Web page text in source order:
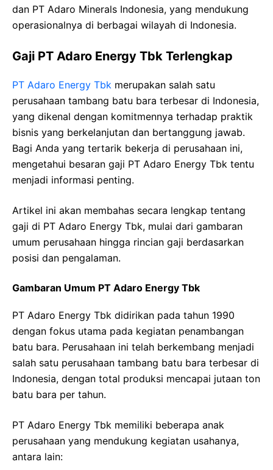
dan PT Adaro Minerals Indonesia, yang mendukung
operasionalnya di berbagai wilayah di Indonesia.
Gaji PT Adaro Energy Tbk Terlengkap
PT Adaro Energy Tbk merupakan salah satu
perusahaan tambang batu bara terbesar di Indonesia,
yang dikenal dengan komitmennya terhadap praktik
bisnis yang berkelanjutan dan bertanggung jawab.
Bagi Anda yang tertarik bekerja di perusahaan ini,
mengetahui besaran gaji PT Adaro Energy Tbk tentu
menjadi informasi penting.
Artikel ini akan membahas secara lengkap tentang
gaji di PT Adaro Energy Tbk, mulai dari gambaran
umum perusahaan hingga rincian gaji berdasarkan
posisi dan pengalaman.
Gambaran Umum PT Adaro Energy Tbk
PT Adaro Energy Tbk didirikan pada tahun 1990
dengan fokus utama pada kegiatan penambangan
batu bara. Perusahaan ini telah berkembang menjadi
salah satu perusahaan tambang batu bara terbesar di
Indonesia, dengan total produksi mencapai jutaan ton
batu bara per tahun.
PT Adaro Energy Tbk memiliki beberapa anak
perusahaan yang mendukung kegiatan usahanya,
antara lain: